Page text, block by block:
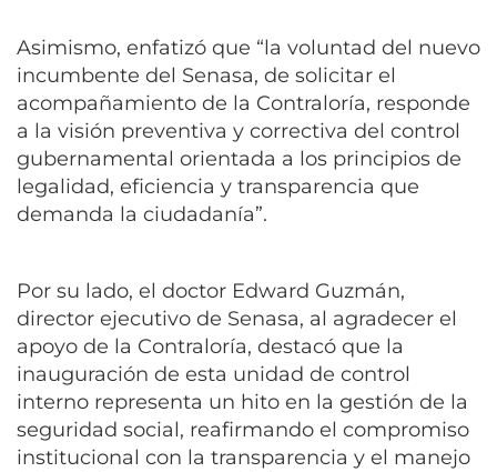
Asimismo, enfatizó que “la voluntad del nuevo
incumbente del Senasa, de solicitar el
acompañamiento de la Contraloría, responde
a la visión preventiva y correctiva del control
gubernamental orientada a los principios de
legalidad, eficiencia y transparencia que
demanda la ciudadanía”.
Por su lado, el doctor Edward Guzmán,
director ejecutivo de Senasa, al agradecer el
apoyo de la Contraloría, destacó que la
inauguración de esta unidad de control
interno representa un hito en la gestión de la
seguridad social, reafirmando el compromiso
institucional con la transparencia y el manejo